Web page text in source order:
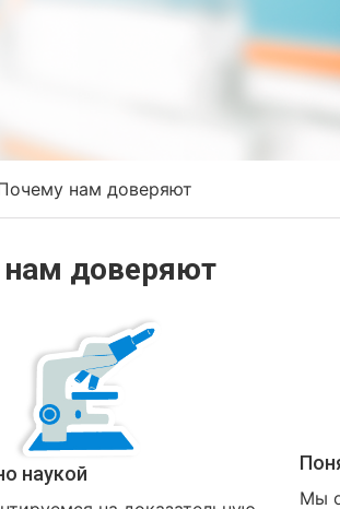
нам доверяют
доверяют
наукой
Мы